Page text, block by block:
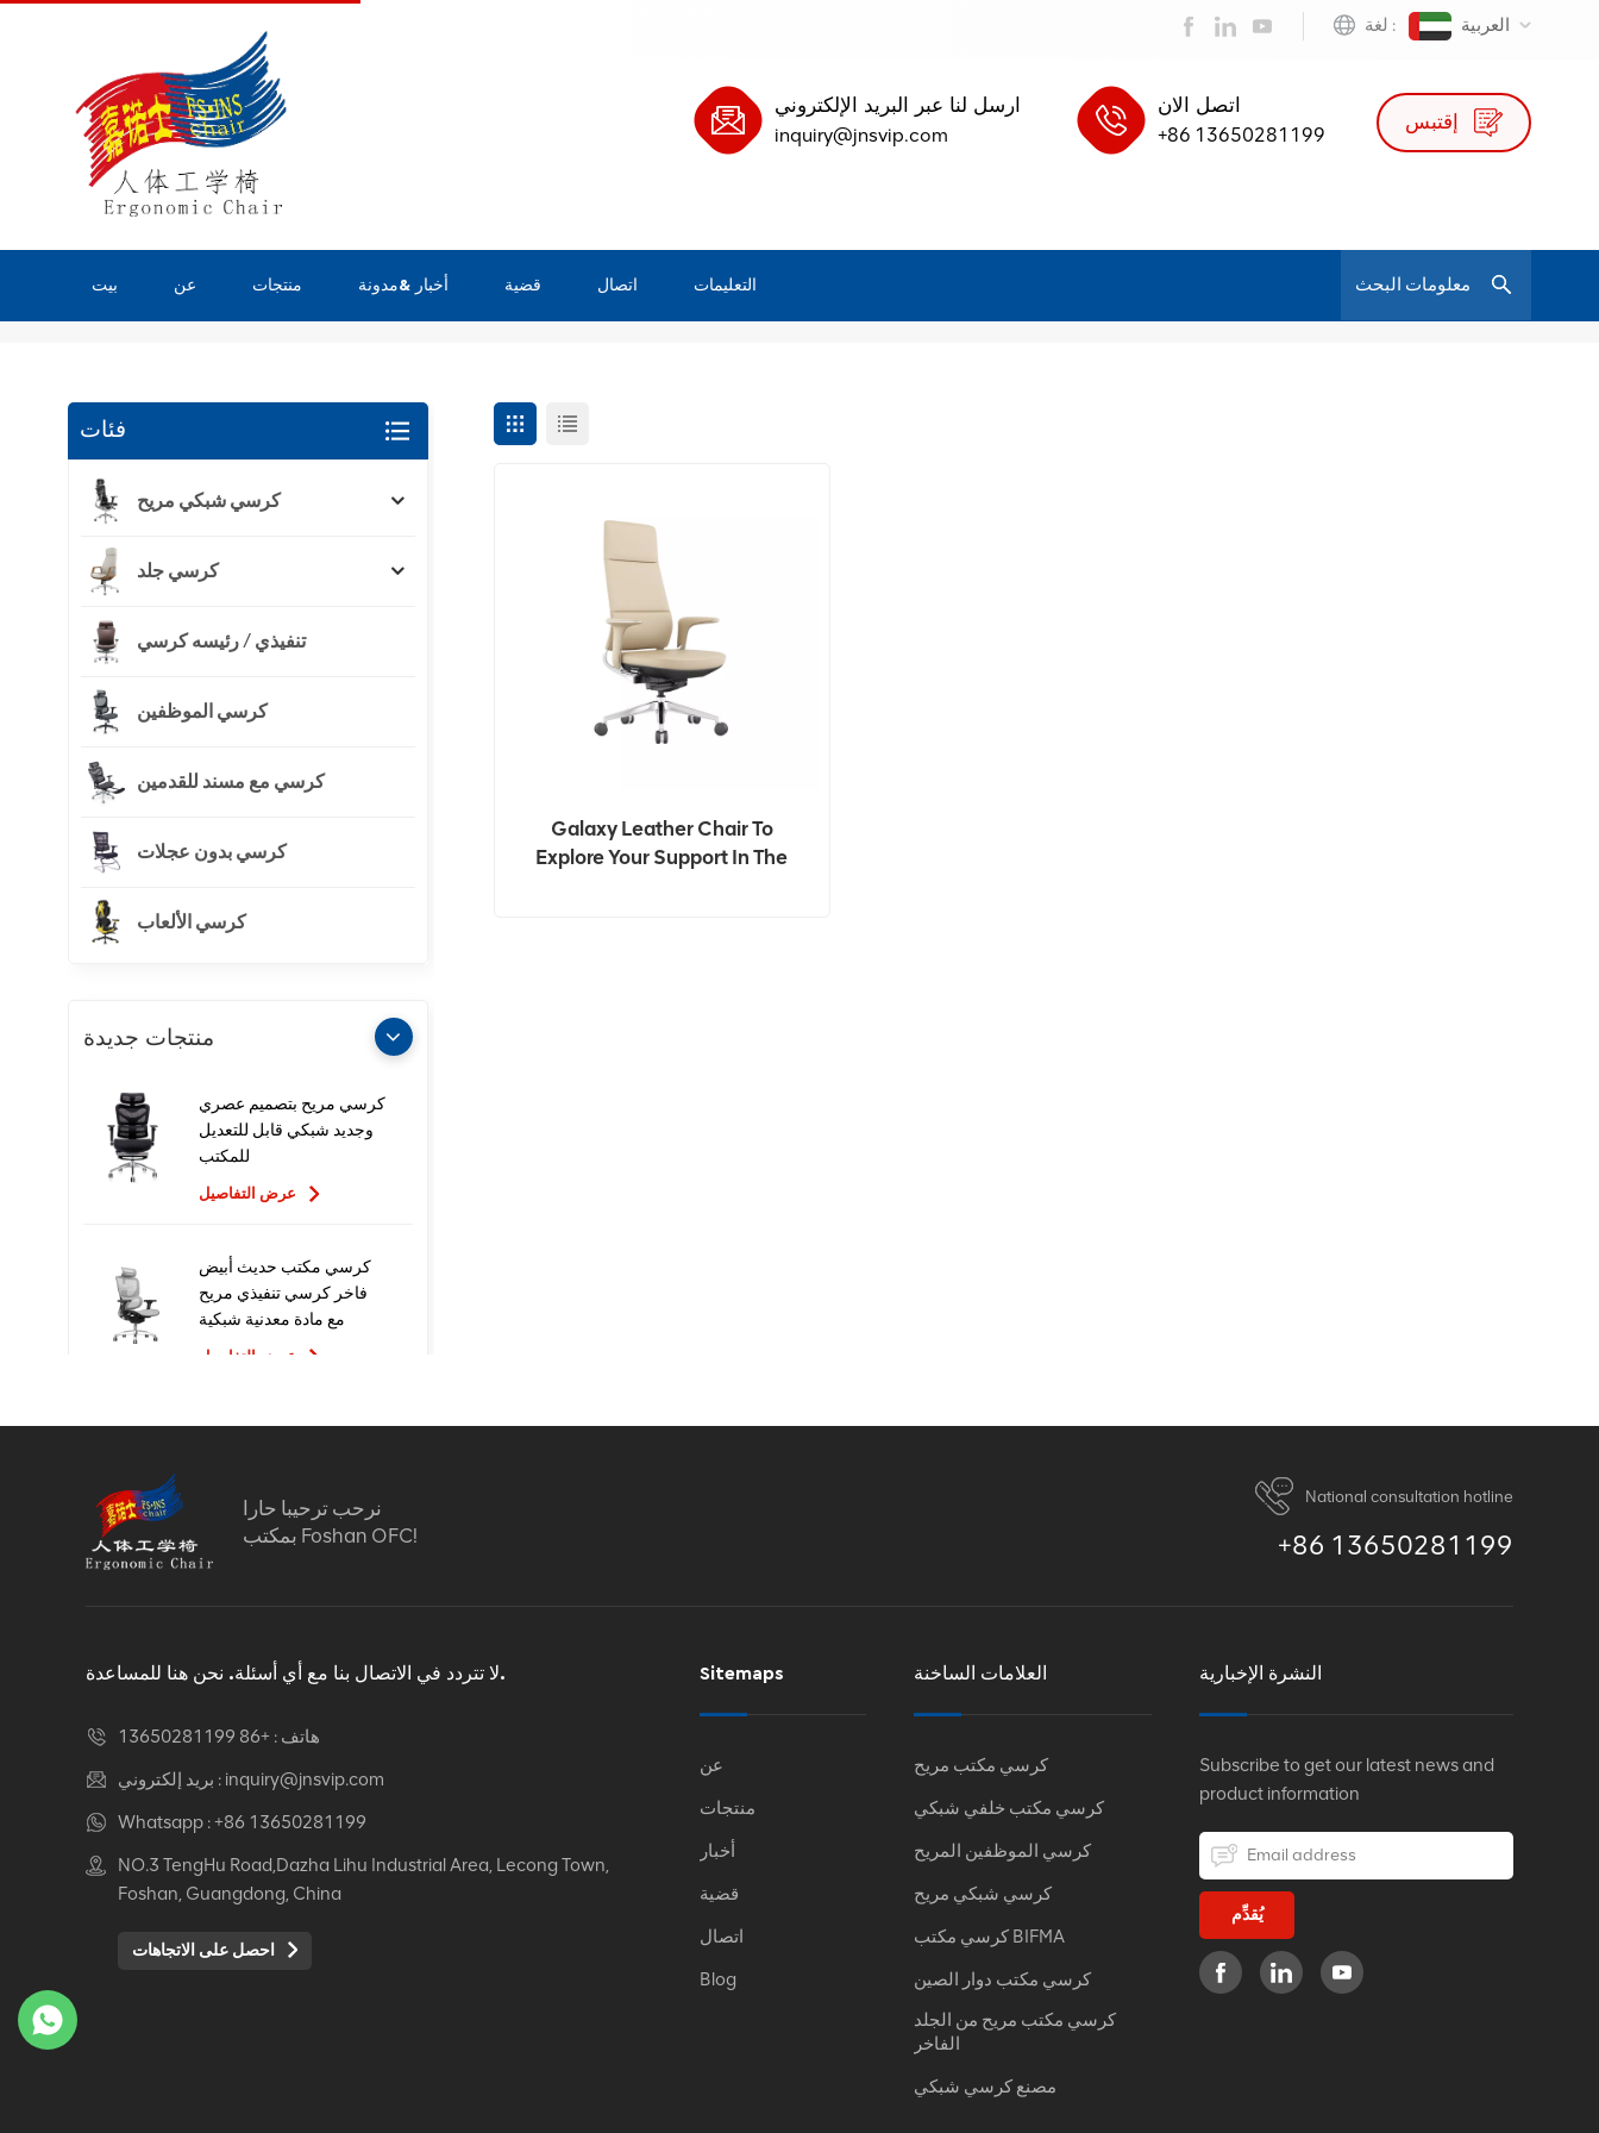
لغة :
ارسل لنا عبر البريد الإلكتروني
inquiry@jnsvip.com
اتصل الان
+86 13650281199
بيت عن منتجات أخبار &مدونة قضية اتصال التعليمات
يبحث
Galaxy Leather Chair To
Explore Your Support In The
فئات
كرسي شبكي مريح
كرسي جلد
تنفيذي / رئيسه كرسي
كرسي الموظفين
كرسي مع مسند للقدمين
كرسي بدون عجلات
كرسي الألعاب
منتجات جديدة
كرسي مريح بتصميم عصري
وجديد شبكي قابل للتعديل
للمكتب
كرسي مكتب حديث أبيض
فاخر كرسي تنفيذي مريح
مع مادة معدنية شبكية
للاستخدام المكتبي
تصميم جديد عالي الجودة
عرض التفاصيل
كرسي جلدي مريح Auding:
المكتبي والمنزلي
عرض التفاصيل
كرسي جلدي مريح من
طوال اليوم
نرحب ترحيبا حارا
بمكتب Foshan OFC!
National consultation hotline
+86 13650281199
لا تتردد في الاتصال بنا مع أي أسئلة. نحن هنا للمساعدة.
هاتف : +86 13650281199
بريد إلكتروني : inquiry@jnsvip.com
Whatsapp :+86 13650281199
NO.3 TengHu Road,Dazha Lihu Industrial Area, Lecong Town,
Foshan, Guangdong, China
Sitemaps
عن
منتجات
أخبار
قضية
اتصال
Blog
العلامات الساخنة
كرسي مكتب مريح
كرسي مكتب خلفي شبكي
كرسي الموظفين المريح
كرسي شبكي مريح
كرسي مكتب BIFMA
كرسي مكتب دوار الصين
كرسي مكتب مريح من الجلد
الفاخر
مصنع كرسي شبكي
النشرة الإخبارية
Subscribe to get our latest news and
product information
يُقدِّم